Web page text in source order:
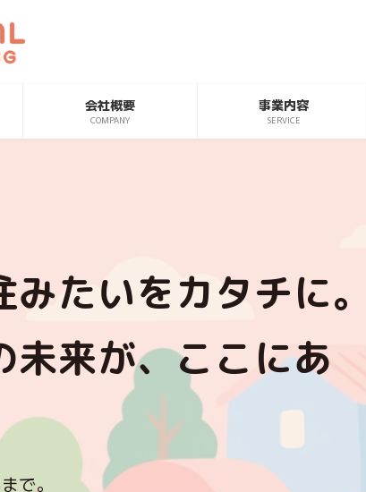
会社概要
COMPANY
事業内容
SERVICE
たいをカタチに。
未来が、ここにあ
で。